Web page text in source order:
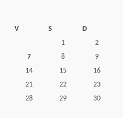
V S
D
1
2
7 8
9
14 15
16
21 22
23
28 29
30